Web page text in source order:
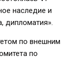
наследие и
дипломатия».
по внешним
по